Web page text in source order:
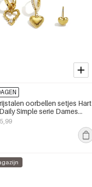
oorbellen setjes Hart
Simple serie Dames